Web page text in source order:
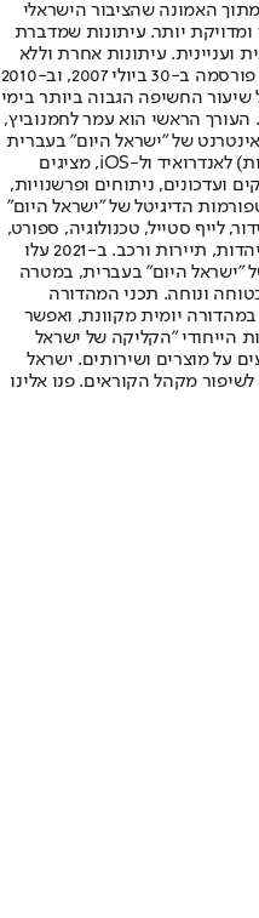
האמונה שהציבור הישראלי
ומדויקת יותר. עיתונות שמדברת
ועניינית. עיתונות אחרת וללא
תשלום. המהדורה המודפסת הראשונה פורסמה ב-30 ביולי 2007, וב-2010
שיעור החשיפה הגבוה ביותר בימי
העורך הראשי הוא עמר לחמנוביץ,
של "ישראל היום" בעברית
ובאנגלית, כמו כן היישומונים (אפליקציות) לאנדרואיד ול-iOS, מציגים
ועדכונים, ניתוחים ופרשנויות,
הדיגיטל של "ישראל היום"
לייף סטייל, טכנולוגיה, ספורט,
כלכלה וצרכנות, בריאות, חיילים, אוכל, יהדות, תיירות ורכב. ב-2021 עלו
"ישראל היום" בעברית, במטרה
ונוחה. תכני המהדורה
יומית מקוונת, ואפשר
הייחודי "הקליקה של ישראל
על מוצרים ושירותים. ישראל
מקהל הקוראים. פנו אלינו